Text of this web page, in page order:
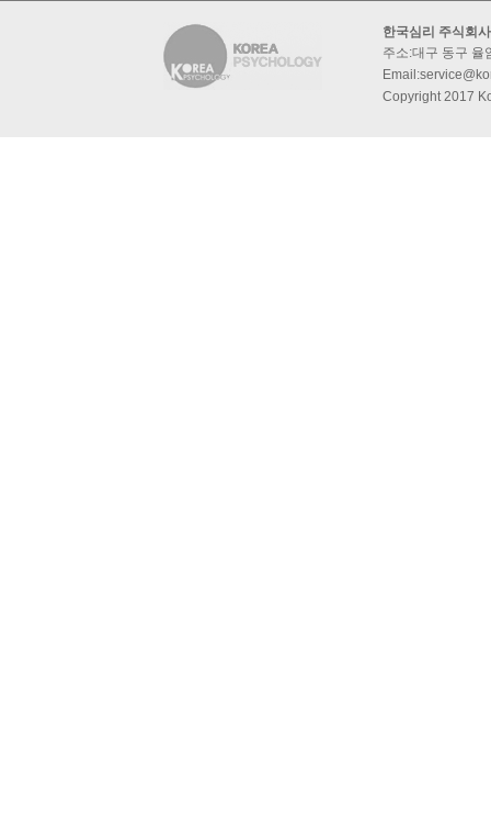
한국심리 주식회사
주소:대구 동구 율
Copyright 2017